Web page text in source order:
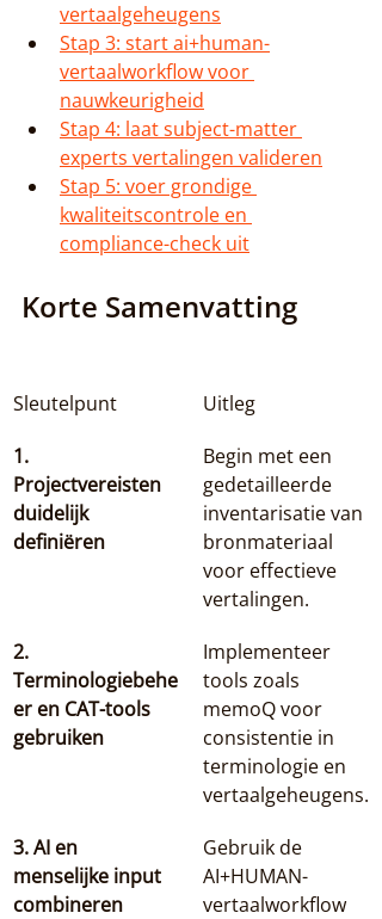
vertaalgeheugens
Stap 3: start ai+human-
vertaalworkflow voor
nauwkeurigheid
Stap 4: laat subject-matter
experts vertalingen valideren
Stap 5: voer grondige
kwaliteitscontrole en
compliance-check uit
Korte Samenvatting
Sleutelpunt
Uitleg
1.
Projectvereisten
duidelijk
definiëren
Begin met een
gedetailleerde
inventarisatie van
bronmateriaal
voor effectieve
vertalingen.
2.
Terminologiebehe
er en CAT-tools
gebruiken
Implementeer
tools zoals
memoQ voor
consistentie in
terminologie en
vertaalgeheugens.
3. AI en
menselijke input
combineren
Gebruik de
AI+HUMAN-
vertaalworkflow